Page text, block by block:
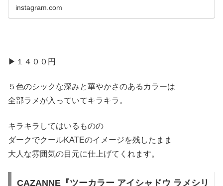
instagram.com
▶︎１４００円
５色のシックな深みと華やかさのあるカラーは
全部ラメが入っていてキラキラ。
キラキラしてはいるものの
ダークでクールKATEのイメージを残したまま
大人な雰囲気の目元に仕上げてくれます。
CAZANNE『ツーカラー アイシャドウ ラメシリ